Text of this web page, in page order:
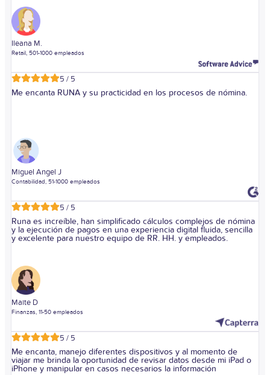
Ileana M.
Retail, 501-1000 empleados
5 / 5
Me encanta RUNA y su practicidad en los procesos de nómina.
Miguel Angel J
Contabilidad, 51-1000 empleados
5 / 5
Runa es increíble, han simplificado cálculos complejos de nómina
y la ejecución de pagos en una experiencia digital fluida, sencilla
y excelente para nuestro equipo de RR. HH. y empleados.
Maite D
Finanzas, 11-50 empleados
5 / 5
Me encanta, manejo diferentes dispositivos y al momento de
viajar me brinda la oportunidad de revisar datos desde mi iPad o
iPhone y manipular en casos necesarios la información